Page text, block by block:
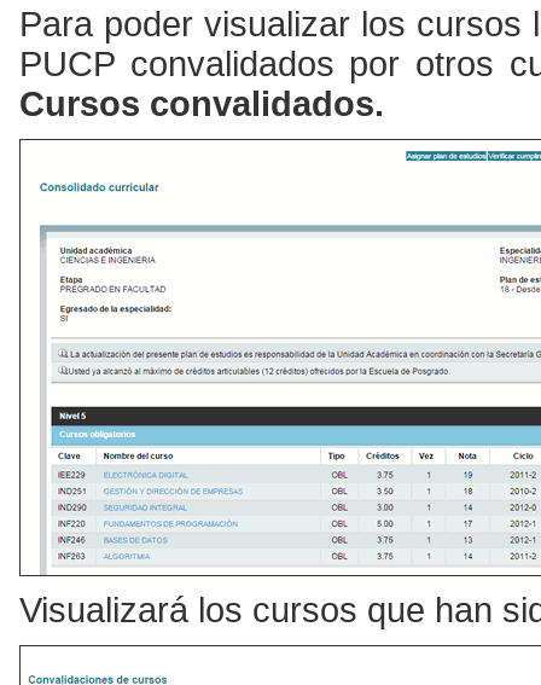
Para poder visualizar los cursos
PUCP convalidados por otros
Cursos convalidados.
Visualizará los cursos que han